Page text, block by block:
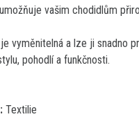
vašim chodidlům
vyměnitelná a lze ji snadno
pohodlí a funkčnosti.
Textilie